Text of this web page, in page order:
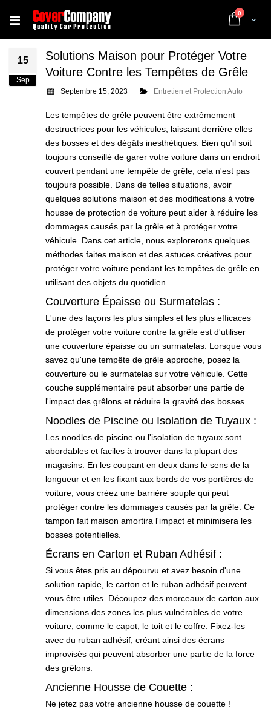
Cart
0 articles
15
Sep
Solutions Maison pour Protéger Votre
Voiture Contre les Tempêtes de Grêle
Septembre 15, 2023 Entretien et Protection Auto
Les tempêtes de grêle peuvent être extrêmement
destructrices pour les véhicules, laissant derrière elles
des bosses et des dégâts inesthétiques. Bien qu'il soit
toujours conseillé de garer votre voiture dans un endroit
couvert pendant une tempête de grêle, cela n'est pas
toujours possible. Dans de telles situations, avoir
quelques solutions maison et des modifications à votre
housse de protection de voiture peut aider à réduire les
dommages causés par la grêle et à protéger votre
véhicule. Dans cet article, nous explorerons quelques
méthodes faites maison et des astuces créatives pour
protéger votre voiture pendant les tempêtes de grêle en
utilisant des objets du quotidien.
Couverture Épaisse ou Surmatelas :
L'une des façons les plus simples et les plus efficaces
de protéger votre voiture contre la grêle est d'utiliser
une couverture épaisse ou un surmatelas. Lorsque vous
savez qu'une tempête de grêle approche, posez la
couverture ou le surmatelas sur votre véhicule. Cette
couche supplémentaire peut absorber une partie de
l'impact des grêlons et réduire la gravité des bosses.
Noodles de Piscine ou Isolation de Tuyaux :
Les noodles de piscine ou l'isolation de tuyaux sont
abordables et faciles à trouver dans la plupart des
magasins. En les coupant en deux dans le sens de la
longueur et en les fixant aux bords de vos portières de
voiture, vous créez une barrière souple qui peut
protéger contre les dommages causés par la grêle. Ce
tampon fait maison amortira l'impact et minimisera les
bosses potentielles.
Écrans en Carton et Ruban Adhésif :
Si vous êtes pris au dépourvu et avez besoin d'une
solution rapide, le carton et le ruban adhésif peuvent
vous être utiles. Découpez des morceaux de carton aux
dimensions des zones les plus vulnérables de votre
voiture, comme le capot, le toit et le coffre. Fixez-les
avec du ruban adhésif, créant ainsi des écrans
improvisés qui peuvent absorber une partie de la force
des grêlons.
Ancienne Housse de Couette :
Ne jetez pas votre ancienne housse de couette !